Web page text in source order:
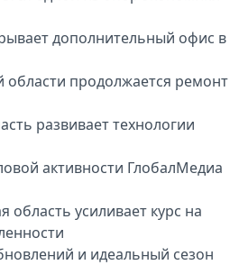
дополнительный офис в
области продолжается ремонт
развивает технологии
активности ГлобалМедиа
область усиливает курс на
и идеальный сезон